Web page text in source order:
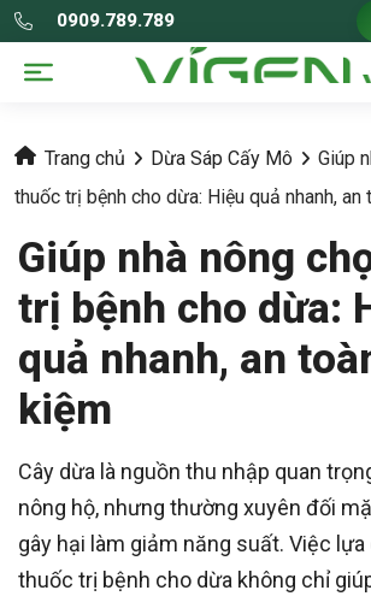
0909.789.789
Trang chủ Dừa Sáp Cấy Mô
Giúp
thuốc trị bệnh cho dừa: Hiệu quả nhanh, an
Giúp nhà nông
trị bệnh cho dừa:
quả nhanh, an
kiệm
Cây dừa là nguồn thu nhập quan
nông hộ, nhưng thường xuyên đối
gây hại làm giảm năng suất. Việc
thuốc trị bệnh cho dừa không chỉ